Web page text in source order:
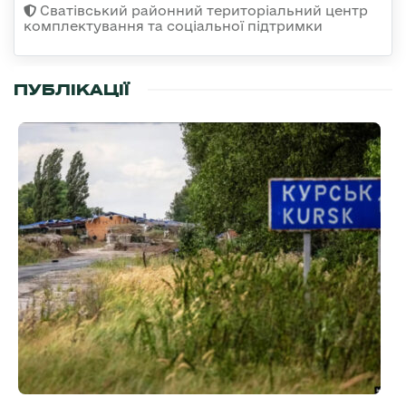
Сватівський районний територіальний центр
комплектування та соціальної підтримки
ПУБЛІКАЦІЇ